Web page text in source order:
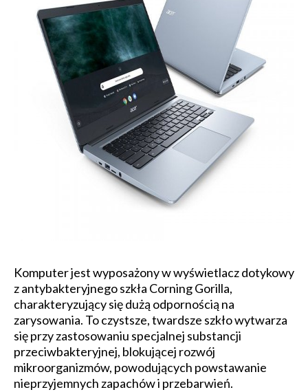
Komputer jest wyposażony w wyświetlacz dotykowy
z antybakteryjnego szkła Corning Gorilla,
charakteryzujący się dużą odpornością na
zarysowania. To czystsze, twardsze szkło wytwarza
się przy zastosowaniu specjalnej substancji
przeciwbakteryjnej, blokującej rozwój
mikroorganizmów, powodujących powstawanie
nieprzyjemnych zapachów i przebarwień.